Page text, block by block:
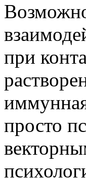
при
просто